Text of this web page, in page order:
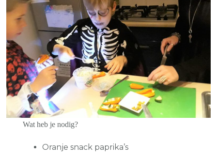
Wat heb je nodig?
Oranje snack paprika’s